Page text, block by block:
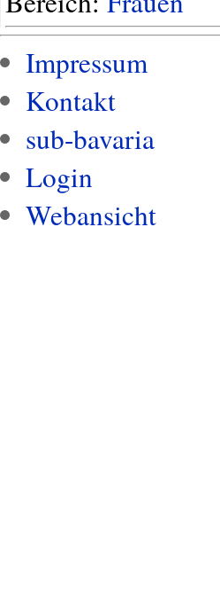
Impressum
Kontakt
sub-bavaria
Login
Webansicht